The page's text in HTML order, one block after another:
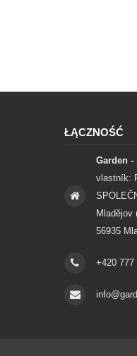
ŁĄCZNOŚĆ
Garden -
vlastník:
Mladějov
56935
+420 777